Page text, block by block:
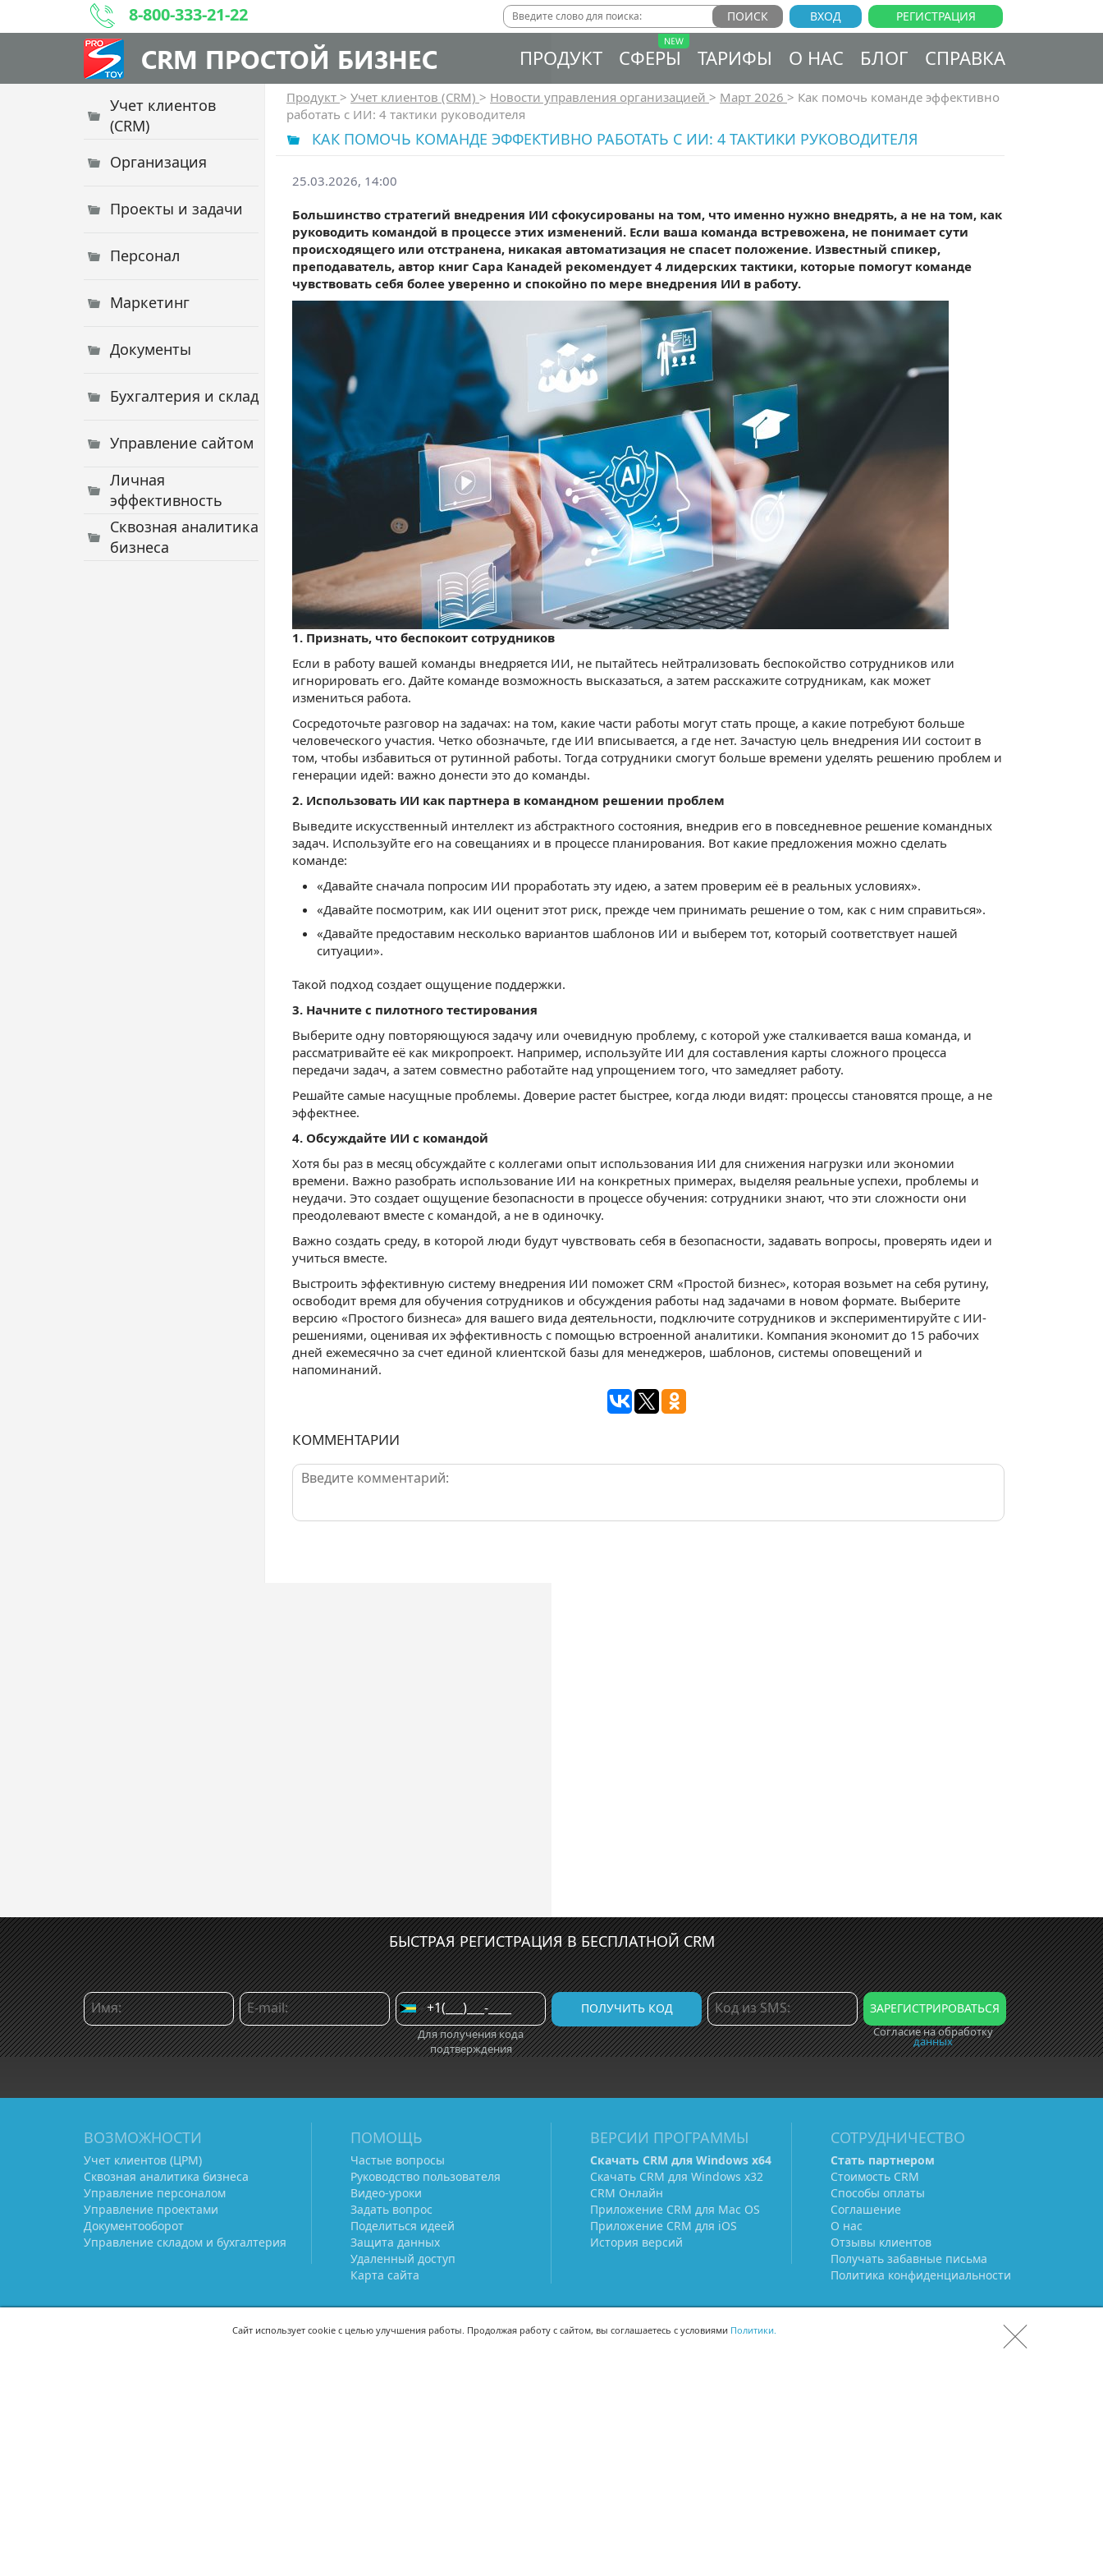
8-800-333-21-22 РЕГИСТРАЦИЯ
ВХОД
CRM ПРОСТОЙ БИЗНЕС ПРОДУКТ СФЕРЫ ТАРИФЫ О НАС БЛОГ СПРАВКА
Учет клиентов
(CRM)
Организация
Проекты и задачи
Персонал
Маркетинг
Документы
Бухгалтерия и склад
Управление сайтом
Личная
эффективность
Сквозная аналитика
бизнеса
Продукт > Учет клиентов (CRM) > Новости управления организацией > Март 2026 > Как помочь команде эффективно
работать с ИИ: 4 тактики руководителя
КАК ПОМОЧЬ КОМАНДЕ ЭФФЕКТИВНО РАБОТАТЬ С ИИ: 4 ТАКТИКИ РУКОВОДИТЕЛЯ
25.03.2026, 14:00
Большинство стратегий внедрения ИИ сфокусированы на том, что именно нужно внедрять, а не на том, как
руководить командой в процессе этих изменений. Если ваша команда встревожена, не понимает сути
происходящего или отстранена, никакая автоматизация не спасет положение. Известный спикер,
преподаватель, автор книг Сара Канадей рекомендует 4 лидерских тактики, которые помогут команде
чувствовать себя более уверенно и спокойно по мере внедрения ИИ в работу.
1. Признать, что беспокоит сотрудников
Если в работу вашей команды внедряется ИИ, не пытайтесь нейтрализовать беспокойство сотрудников или
игнорировать его. Дайте команде возможность высказаться, а затем расскажите сотрудникам, как может
измениться работа.
Сосредоточьте разговор на задачах: на том, какие части работы могут стать проще, а какие потребуют больше
человеческого участия. Четко обозначьте, где ИИ вписывается, а где нет. Зачастую цель внедрения ИИ состоит в
том, чтобы избавиться от рутинной работы. Тогда сотрудники смогут больше времени уделять решению проблем и
генерации идей: важно донести это до команды.
2. Использовать ИИ как партнера в командном решении проблем
Выведите искусственный интеллект из абстрактного состояния, внедрив его в повседневное решение командных
задач. Используйте его на совещаниях и в процессе планирования. Вот какие предложения можно сделать
команде:
«Давайте сначала попросим ИИ проработать эту идею, а затем проверим её в реальных условиях».
«Давайте посмотрим, как ИИ оценит этот риск, прежде чем принимать решение о том, как с ним справиться».
«Давайте предоставим несколько вариантов шаблонов ИИ и выберем тот, который соответствует нашей
ситуации».
Такой подход создает ощущение поддержки.
3. Начните с пилотного тестирования
Выберите одну повторяющуюся задачу или очевидную проблему, с которой уже сталкивается ваша команда, и
рассматривайте её как микропроект. Например, используйте ИИ для составления карты сложного процесса
передачи задач, а затем совместно работайте над упрощением того, что замедляет работу.
Решайте самые насущные проблемы. Доверие растет быстрее, когда люди видят: процессы становятся проще, а не
эффектнее.
4. Обсуждайте ИИ с командой
Хотя бы раз в месяц обсуждайте с коллегами опыт использования ИИ для снижения нагрузки или экономии
времени. Важно разобрать использование ИИ на конкретных примерах, выделяя реальные успехи, проблемы и
неудачи. Это создает ощущение безопасности в процессе обучения: сотрудники знают, что эти сложности они
преодолевают вместе с командой, а не в одиночку.
Важно создать среду, в которой люди будут чувствовать себя в безопасности, задавать вопросы, проверять идеи и
учиться вместе.
Выстроить эффективную систему внедрения ИИ поможет CRM «Простой бизнес», которая возьмет на себя рутину,
освободит время для обучения сотрудников и обсуждения работы над задачами в новом формате. Выберите
версию «Простого бизнеса» для вашего вида деятельности, подключите сотрудников и экспериментируйте с ИИ-
решениями, оценивая их эффективность с помощью встроенной аналитики. Компания экономит до 15 рабочих
дней ежемесячно за счет единой клиентской базы для менеджеров, шаблонов, системы оповещений и
напоминаний.
КОММЕНТАРИИ
БЫСТРАЯ РЕГИСТРАЦИЯ В БЕСПЛАТНОЙ CRM
Для получения кода
подтверждения
Согласие на обработку
данных
ВОЗМОЖНОСТИ
Учет клиентов (ЦРМ)
Сквозная аналитика бизнеса
Управление персоналом
Управление проектами
Документооборот
Управление складом и бухгалтерия
ПОМОЩЬ
Частые вопросы
Руководство пользователя
Видео-уроки
Задать вопрос
Поделиться идеей
Защита данных
Удаленный доступ
Карта сайта
ВЕРСИИ ПРОГРАММЫ
Скачать CRM для Windows х64
Скачать CRM для Windows х32
CRM Онлайн
Приложение CRM для Mac OS
Приложение CRM для iOS
История версий
СОТРУДНИЧЕСТВО
Стать партнером
Стоимость CRM
Способы оплаты
Соглашение
О нас
Отзывы клиентов
Получать забавные письма
Политика конфиденциальности
Сайт использует cookie с целью улучшения работы. Продолжая работу с сайтом, вы соглашаетесь с условиями Политики.